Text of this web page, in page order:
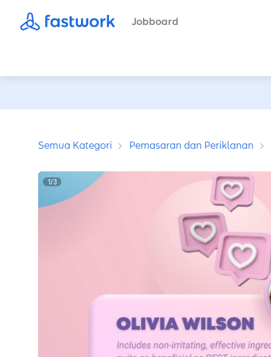
Jobboard
Semua Kategori Pemasaran dan Periklanan
1/3